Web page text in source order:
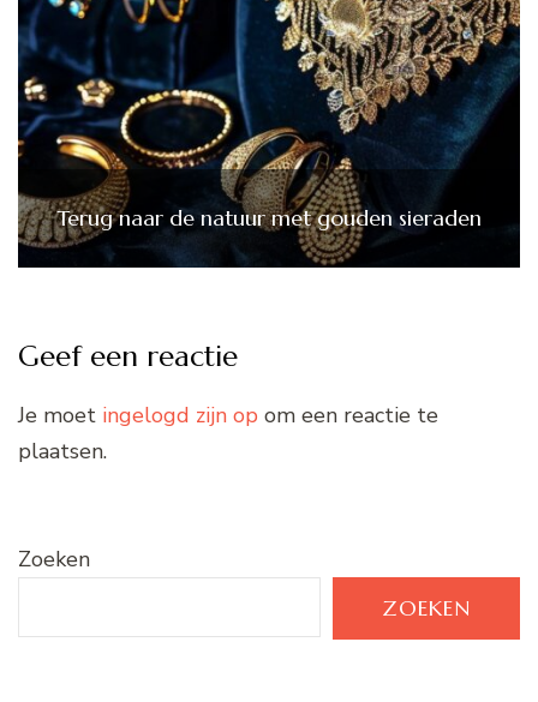
Terug naar de natuur met gouden sieraden
Geef een reactie
Je moet ingelogd zijn op om een reactie te
plaatsen.
Zoeken
ZOEKEN